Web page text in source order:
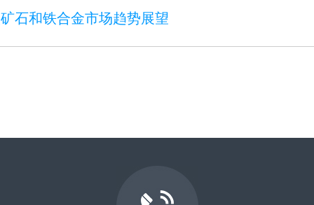
石和铁合金市场趋势展望